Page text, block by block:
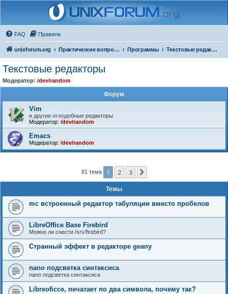
FAQ Правила
unixforum.org Практические вопросы Программы Текстовые редакторы
Текстовые редакторы
Модератор: /dev/random
Форум
Vim
и другие vi-подобные редакторы
Модератор: /dev/random
Emacs
Модератор: /dev/random
81 тема 1 2 3
Темы
mc встроенный редактор табуляции вместо пробелов
LibreOffice Base Firebird
Можно ли снести /srv/firebird?
Странный эффект в редакторе geany
nano подсветка синтаксиса
nano подсветка синтаксиса
Libreoficce, печатает по два символа, почему так?